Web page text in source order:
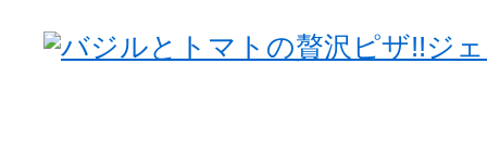
バジルとトマトの贅沢ピザ!!ジ